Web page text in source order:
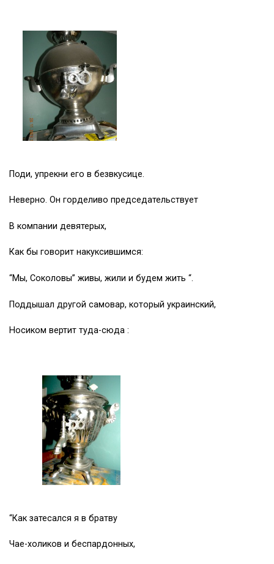
Поди, упрекни его в безвкусице.
Неверно. Он горделиво председательствует
В компании девятерых,
Как бы говорит накуксившимся:
“Мы, Соколовы” живы, жили и будем жить “.
Поддышал другой самовар, который украинский,
Носиком вертит туда-сюда :
“Как затесался я в братву
Чае-холиков и беспардонных,